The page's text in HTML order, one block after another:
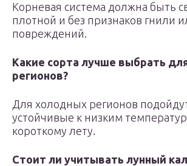
Корневая система должна быть
плотной и без признаков гнили
повреждений.
Какие сорта лучше выбрать
регионов?
Для холодных регионов
устойчивые к низким
короткому лету.
Стоит ли учитывать лунный